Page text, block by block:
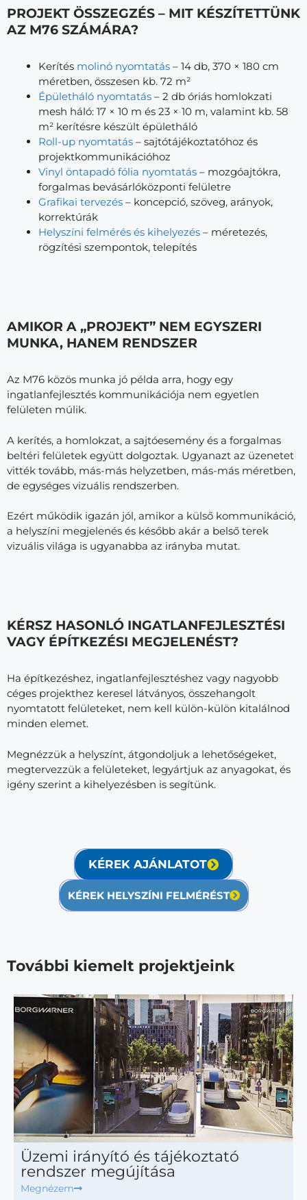
PROJEKT ÖSSZEGZÉS – MIT KÉSZÍTETTÜNK
AZ M76 SZÁMÁRA?
Kerítés molinó nyomtatás– 14 db, 370 × 180 cm
méretben, összesen kb. 72 m²
Épületháló nyomtatás– 2 db óriás homlokzati
mesh háló: 17 × 10 m és 23 × 10 m, valamint kb. 58
m² kerítésre készült épületháló
Roll-up nyomtatás– sajtótájékoztatóhoz és
projektkommunikációhoz
Vinyl öntapadó fólia nyomtatás– mozgóajtókra,
forgalmas bevásárlóközponti felületre
Grafikai tervezés– koncepció, szöveg, arányok,
korrektúrák
Helyszíni felmérés és kihelyezés– méretezés,
rögzítési szempontok, telepítés
AMIKOR A „PROJEKT” NEM EGYSZERI
MUNKA, HANEM RENDSZER
Az M76 közös munka jó példa arra, hogy egy
ingatlanfejlesztés kommunikációja nem egyetlen
felületen múlik.
A kerítés, a homlokzat, a sajtóesemény és a forgalmas
beltéri felületek együtt dolgoztak. Ugyanazt az üzenetet
vitték tovább, más-más helyzetben, más-más méretben,
de egységes vizuális rendszerben.
Ezért működik igazán jól, amikor a külső kommunikáció,
a helyszíni megjelenés és később akár a belső terek
vizuális világa is ugyanabba az irányba mutat.
KÉRSZ HASONLÓ INGATLANFEJLESZTÉSI
VAGY ÉPÍTKEZÉSI MEGJELENÉST?
Ha építkezéshez, ingatlanfejlesztéshez vagy nagyobb
céges projekthez keresel látványos, összehangolt
nyomtatott felületeket, nem kell külön-külön kitalálnod
minden elemet.
Megnézzük a helyszínt, átgondoljuk a lehetőségeket,
megtervezzük a felületeket, legyártjuk az anyagokat, és
igény szerint a kihelyezésben is segítünk.
KÉREK AJÁNLATOT
KÉREK HELYSZÍNI FELMÉRÉST
További kiemelt projektjeink
Üzemi irányító és tájékoztató
rendszer megújítása
Megnézem